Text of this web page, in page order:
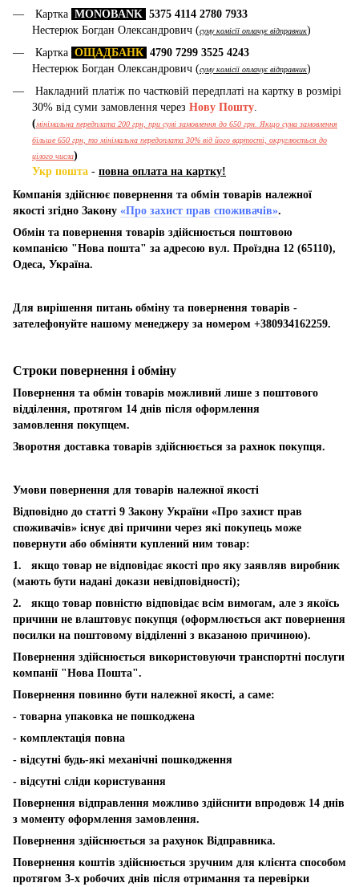
Картка MONOBANK 5375 4114 2780 7933
Нестерюк Богдан Олександрович (суму комісії оплачує відправник)
Картка ОЩАДБАНК 4790 7299 3525 4243
Нестерюк Богдан Олександрович (суму комісії оплачує відправник)
Накладний платіж по частковій передплаті на картку в розмірі
30% від суми замовлення через Нову Пошту.
(мінімальна передплата 200 грн, при сумі замовлення до 650 грн. Якщо сума замовлення
більше 650 грн, то мінімальна передоплата 30% від його вартості, округлюється до
цілого числа)
Укр пошта - повна оплата на картку!
Компанія здійснює повернення та обмін товарів належної
якості згідно Закону «Про захист прав споживачів».
Обмін та повернення товарів здійснюється поштовою
компанією "Нова пошта" за адресою вул. Проїздна 12 (65110),
Одеса, Україна.
Для вирішення питань обміну та повернення товарів -
зателефонуйте нашому менеджеру за номером +380934162259.
Строки повернення і обміну
Повернення та обмін товарів можливий лише з поштового
відділення, протягом 14 днів після оформлення
замовлення покупцем.
Зворотня доставка товарів здійснюється за рахнок покупця.
Умови повернення для товарів належної якості
Відповідно до статті 9 Закону України «Про захист прав
споживачів» існує дві причини через які покупець може
повернути або обміняти куплений ним товар:
1. якщо товар не відповідає якості про яку заявляв виробник
(мають бути надані докази невідповідності);
2. якщо товар повністю відповідає всім вимогам, але з якоїсь
причини не влаштовує покупця (оформлюється акт повернення
посилки на поштовому відділенні з вказаною причиною).
Повернення здійснюється використовуючи транспортні послуги
компанії "Нова Пошта".
Повернення повинно бути належної якості, а саме:
- товарна упаковка не пошкоджена
- комплектація повна
- відсутні будь-які механічні пошкодження
- відсутні сліди користування
Повернення відправлення можливо здійснити впродовж 14 днів
з моменту оформлення замовлення.
Повернення здійснюється за рахунок Відправника.
Повернення коштів здійснюється зручним для клієнта способом
протягом 3-х робочих днів після отримання та перевірки